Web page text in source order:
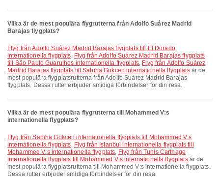
Vilka är de mest populära flygrutterna från Adolfo Suárez Madrid
Barajas flygplats?
Flyg från Adolfo Suárez Madrid Barajas flygplats till El Dorado
internationella flygplats, Flyg från Adolfo Suárez Madrid Barajas flygplats
till São Paulo Guarulhos internationella flygplats, Flyg från Adolfo Suárez
Madrid Barajas flygplats till Sabiha Gokcen internationella flygplatsär de
mest populära flygplatsrutterna från Adolfo Suárez Madrid Barajas
flygplats. Dessa rutter erbjuder smidiga förbindelser för din resa.
Vilka är de mest populära flygrutterna till Mohammed V:s
internationella flygplats?
Flyg från Sabiha Gokcen internationella flygplats till Mohammed V:s
internationella flygplats, Flyg från Istanbul internationella flygplats till
Mohammed V:s internationella flygplats, Flyg från Tunis Carthage
internationella flygplats till Mohammed V:s internationella flygplatsär de
mest populära flygplatsrutterna till Mohammed V:s internationella flygplats.
Dessa rutter erbjuder smidiga förbindelser för din resa.